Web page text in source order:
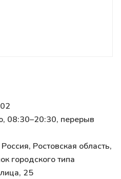
08:30–20:30, перерыв
Ростовская область,
городского типа
25